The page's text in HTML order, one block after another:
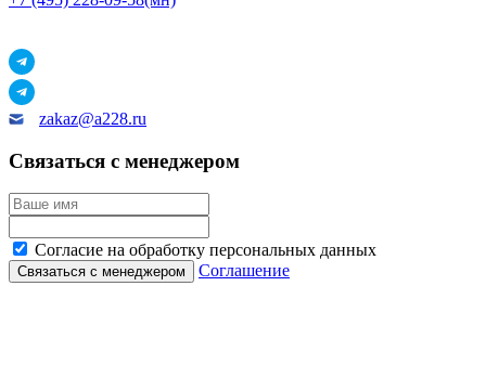
zakaz@a228.ru
Связаться с менеджером
Согласие на обработку персональных данных
Соглашение